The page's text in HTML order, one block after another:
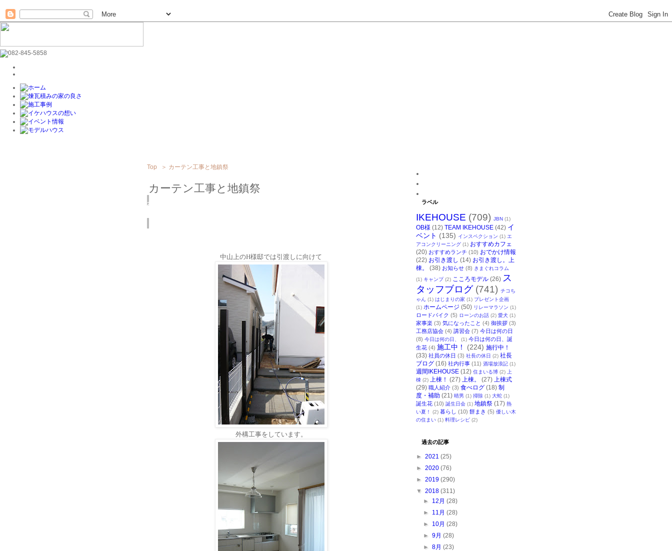
Top ＞ カーテン工事と地鎮祭
カーテン工事と地鎮祭
2018
中山上のH様邸では引渡しに向けて
外構工事をしています。
ラベル
IKEHOUSE (709) JBN (1)
OB様 (12) TEAM IKEHOUSE (42) イ
ベント (135) インスペクション (1) エ
アコンクリーニング (1) おすすめカフェ
(20) おすすめランチ (10) おでかけ情報
(22) お引き渡し (14) お引き渡し。上
棟。
(38) お知らせ (8) きまぐれコラム
(1) キャンプ (2) こころモデル (26) ス
タッフブログ (741) チコち
ゃん
(1) はじまりの家 (1) プレゼント企画
(1) ホームページ (50) リレーマラソン (1)
ロードバイク (5) ローンのお話 (2) 愛犬 (1)
家事楽 (3) 気になったこと (4) 御挨拶 (3)
工務店協会 (4) 講習会 (7) 今日は何の日
(8) 今日は何の日、 (1) 今日は何の日、誕
生花 (4) 施工中！ (224) 施行中！
(33) 社員の休日 (3) 社長の休日 (2) 社長
ブログ (16) 社内行事 (11) 酒場放浪記 (1)
週間IKEHOUSE (12) 住まいる博 (2)
上
棟 (2) 上棟！ (27) 上棟。 (27) 上棟式
(29) 職人紹介 (3) 食べログ (18) 制
度・補助 (21) 晴男 (1) 掃除 (1) 大蛇 (1)
誕生花 (10) 誕生日会 (1) 地鎮祭 (17) 熱
い夏！
(2) 暮らし (10) 餅まき (5) 優しい木
の住まい (1) 料理レシピ (2)
過去の記事
► 2021 (25)
► 2020 (76)
► 2019 (290)
▼ 2018 (311)
► 12月 (28)
► 11月 (28)
► 10月 (28)
►9月 (28)
►8月 (23)